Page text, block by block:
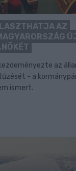
AZ
az
- a
ismert.